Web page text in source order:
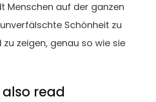
Menschen auf der ganzen
Schönheit zu
zeigen, genau so wie sie
read